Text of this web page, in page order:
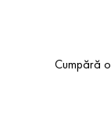
Cumpără